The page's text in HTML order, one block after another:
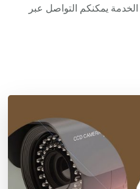
يمكنكم التواصل عبر